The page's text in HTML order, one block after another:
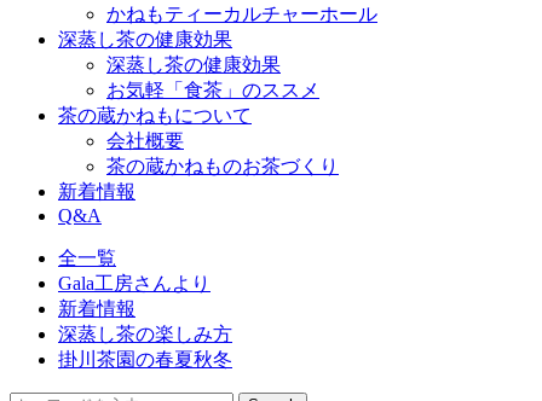
かねもティーカルチャーホール
深蒸し茶の健康効果
深蒸し茶の健康効果
お気軽「食茶」のススメ
茶の蔵かねもについて
会社概要
茶の蔵かねものお茶づくり
新着情報
Q&A
全一覧
Gala工房さんより
新着情報
深蒸し茶の楽しみ方
掛川茶園の春夏秋冬